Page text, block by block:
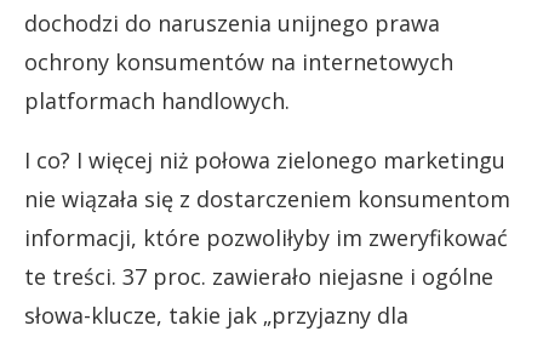
dochodzi do naruszenia unijnego prawa
ochrony konsumentów na internetowych
platformach handlowych.
I co? I więcej niż połowa zielonego marketingu
nie wiązała się z dostarczeniem konsumentom
informacji, które pozwoliłyby im zweryfikować
te treści. 37 proc. zawierało niejasne i ogólne
słowa-klucze, takie jak „przyjazny dla